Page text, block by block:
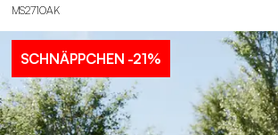
MS271OAK
SCHNÄPPCHEN -21%